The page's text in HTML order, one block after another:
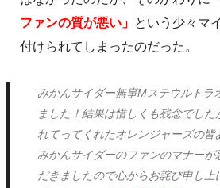
ファンの質が悪い」 という少々マ
付けられてしまったのだった。
みかんサイダー無事Mステウルトラ
ました！結果は惜しくも残念でし
れてってくれたオレンジャーズの皆
みかんサイダーのファンのマナー
だきましたので心からお詫び申し上